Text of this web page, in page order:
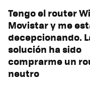
Tengo el router
Movistar y me
decepcionando.
solución ha sido
comprarme un
neutro